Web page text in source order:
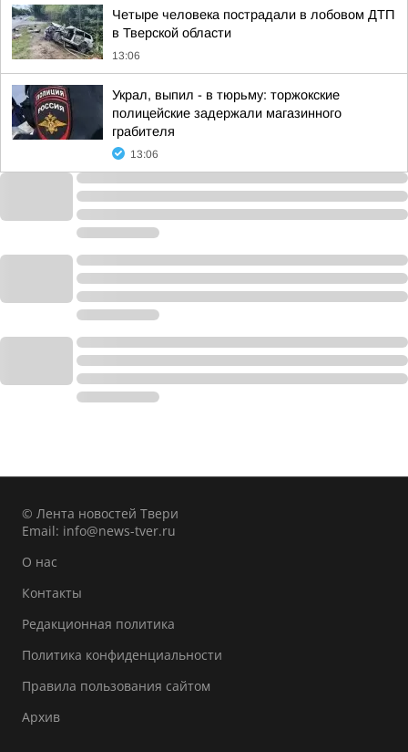
Четыре человека пострадали в лобовом ДТП
в Тверской области
13:06
Украл, выпил - в тюрьму: торжокские
полицейские задержали магазинного
грабителя
13:06
© Лента новостей Твери
Email: info@news-tver.ru
О нас
Контакты
Редакционная политика
Политика конфиденциальности
Правила пользования сайтом
Архив